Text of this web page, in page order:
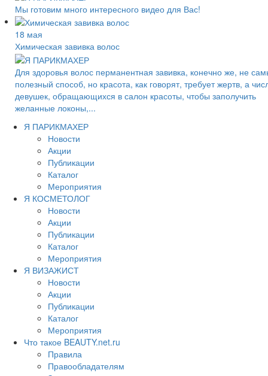
Мы готовим много интересного видео для Вас!
18 мая
Химическая завивка волос
Для здоровья волос перманентная завивка, конечно же, не
полезный способ, но красота, как говорят, требует жертв, а
девушек, обращающихся в салон красоты, чтобы заполучить
желанные локоны,...
Я ПАРИКМАХЕР
Новости
Акции
Публикации
Каталог
Мероприятия
Я КОСМЕТОЛОГ
Новости
Акции
Публикации
Каталог
Мероприятия
Я ВИЗАЖИСТ
Новости
Акции
Публикации
Каталог
Мероприятия
Что такое BEAUTY.net.ru
Правила
Правообладателям